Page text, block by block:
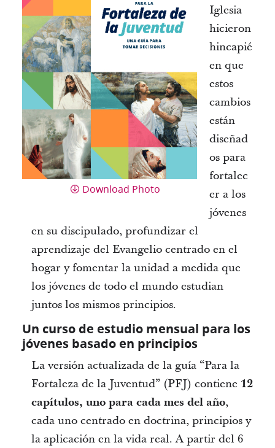
Download Photo
Iglesia
hicieron
hincapié
en que
estos
cambios
están
diseñad
os para
fortalec
er a los
jóvenes
en su discipulado, profundizar el
aprendizaje del Evangelio centrado en el
hogar y fomentar la unidad a medida que
los jóvenes de todo el mundo estudian
juntos los mismos principios.
Un curso de estudio mensual para los
jóvenes basado en principios
La versión actualizada de la guía “Para la
Fortaleza de la Juventud” (PFJ) contiene 12
capítulos, uno para cada mes del año,
cada uno centrado en doctrina, principios y
la aplicación en la vida real. A partir del 6